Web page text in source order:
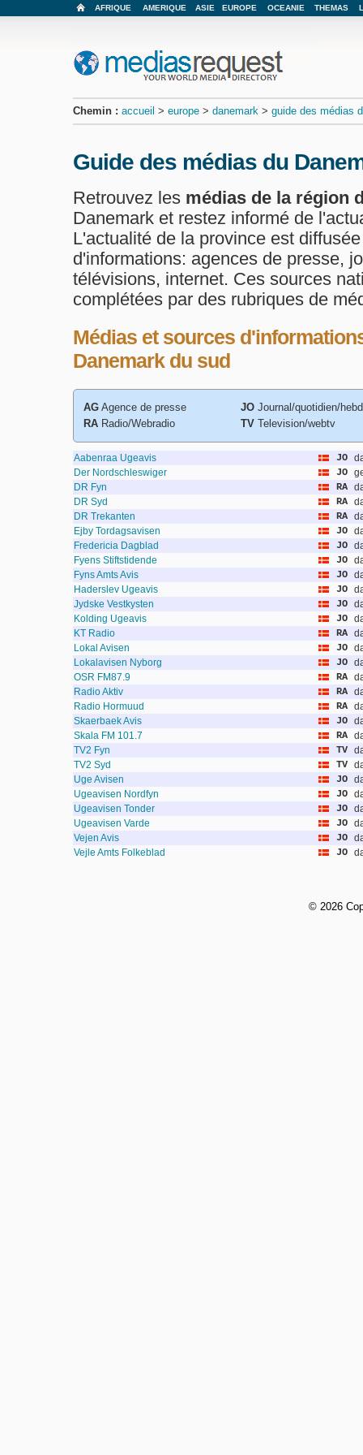
AFRIQUE AMERIQUE ASIE EUROPE OCEANIE THEMAS
Chemin : accueil > europe > danemark > guide des médias
Guide des médias du
Retrouvez les médias de la région
Danemark et restez informé de
L'actualité de la province est
d'informations: agences de presse,
télévisions, internet. Ces sources
complétées par des rubriques de
Médias et sources
Danemark du sud
AG Agence de presse
RA Radio/Webradio
JO Journal/quotidien/
TV Television/webtv
Aabenraa Ugeavis JO
Der Nordschleswiger
JO
DR Fyn
RA
DR Syd
RA
DR Trekanten
RA
Ejby Tordagsavisen
JO
Fredericia Dagblad
JO
Fyens Stiftstidende
JO
Fyns Amts Avis
JO
Haderslev Ugeavis
JO
Jydske Vestkysten
JO
Kolding Ugeavis
JO
KT Radio
RA
Lokal Avisen
JO
Lokalavisen Nyborg
JO
OSR FM87.9
RA
Radio Aktiv
RA
Radio Hormuud
RA
Skaerbaek Avis
JO
Skala FM 101.7
RA
TV2 Fyn
TV
TV2 Syd
TV
Uge Avisen
JO
Ugeavisen Nordfyn
JO
Ugeavisen Tonder
JO
Ugeavisen Varde
JO
Vejen Avis
JO
Vejle Amts Folkeblad
JO
© 2026